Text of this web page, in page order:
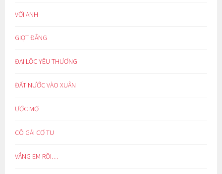
VỚI ANH
GIỌT ĐẮNG
ĐẠI LỘC YÊU THƯƠNG
ĐẤT NƯỚC VÀO XUÂN
ƯỚC MƠ
CÔ GÁI CƠ TU
VẮNG EM RỒI…